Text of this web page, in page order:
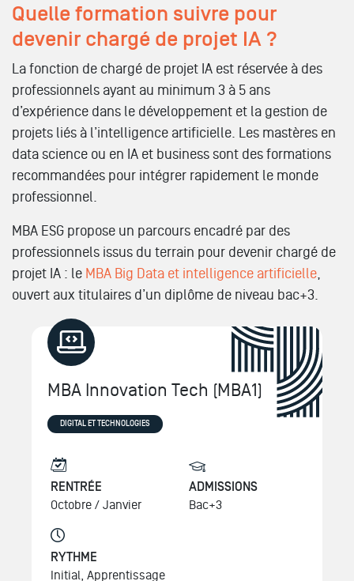
Quelle formation suivre pour
devenir chargé de projet IA ?
La fonction de chargé de projet IA est réservée à des
professionnels ayant au minimum 3 à 5 ans
d’expérience dans le développement et la gestion de
projets liés à l’intelligence artificielle. Les mastères en
data science ou en IA et business sont des formations
recommandées pour intégrer rapidement le monde
professionnel.
MBA ESG propose un parcours encadré par des
professionnels issus du terrain pour devenir chargé de
projet IA : le MBA Big Data et intelligence artificielle
ouvert aux titulaires d’un diplôme de niveau bac+3.
MBA Innovation Tech (MBA1)
DIGITAL ET TECHNOLOGIES
RENTRÉE
Octobre / Janvier
ADMISSIONS
Bac+3
RYTHME
Initial, Apprentissage